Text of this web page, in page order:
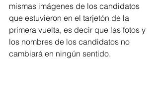
mismas imágenes de los candidatos
que estuvieron en el tarjetón de la
primera vuelta, es decir que las fotos y
los nombres de los candidatos no
cambiará en ningún sentido.